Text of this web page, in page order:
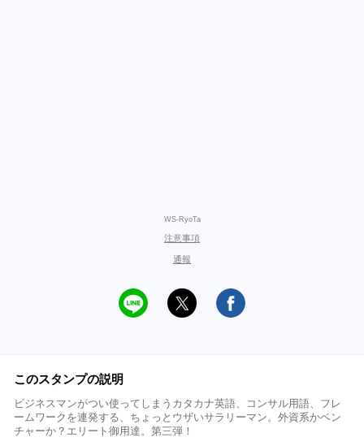
WS-RyoTa
注意事項
通報
このスタンプの説明
ビジネスマンがつい使ってしまうカタカナ英語、コンサル用語、フレ
ームワークを連発する、ちょっとウザいサラリーマン。外資系かベン
チャーか？エリート御用達。第三弾！